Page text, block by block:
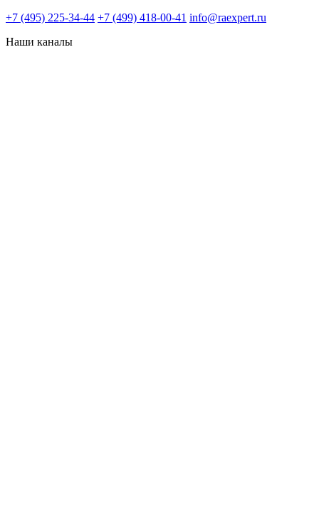
+7 (495) 225-34-44 +7 (499) 418-00-41 info@raexpert.ru
Наши каналы